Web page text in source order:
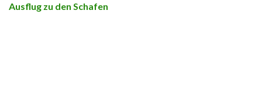
Ausflug zu den Schafen